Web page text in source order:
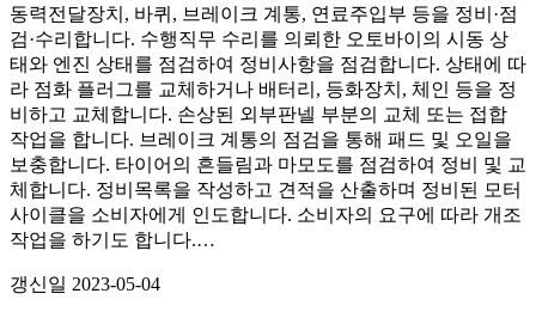
동력전달장치, 바퀴, 브레이크 계통, 연료주입부 등을 정비·점
검·수리합니다. 수행직무 수리를 의뢰한 오토바이의 시동 상
태와 엔진 상태를 점검하여 정비사항을 점검합니다. 상태에 따
라 점화 플러그를 교체하거나 배터리, 등화장치, 체인 등을 정
비하고 교체합니다. 손상된 외부판넬 부분의 교체 또는 접합
작업을 합니다. 브레이크 계통의 점검을 통해 패드 및 오일을
보충합니다. 타이어의 흔들림과 마모도를 점검하여 정비 및 교
체합니다. 정비목록을 작성하고 견적을 산출하며 정비된 모터
사이클을 소비자에게 인도합니다. 소비자의 요구에 따라 개조
작업을 하기도 합니다.…
갱신일 2023-05-04